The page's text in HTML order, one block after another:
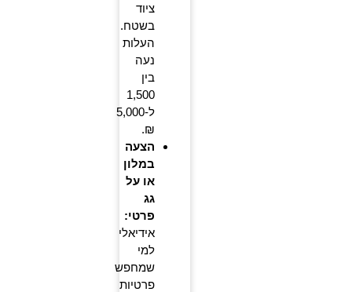
ציוד
בשטח.
העלות
נעה
בין
1,500
ל-5,000
₪.
הצעה
במלון
או על
גג
פרטי:
אידיאלי
למי
שמחפש
פרטיות